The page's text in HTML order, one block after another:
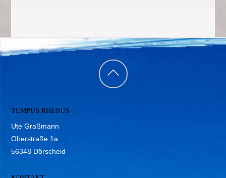
Back
TEMPUS RHENUS
Ute Graßmann
Oberstraße 1a
56348 Dörscheid